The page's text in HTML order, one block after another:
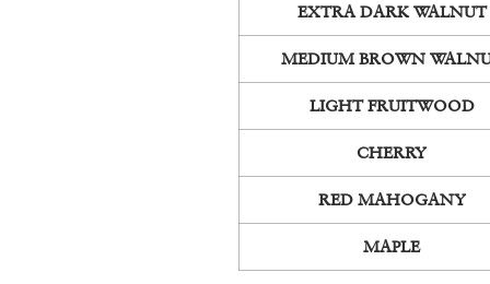
EXTRA DARK WALNUT
MEDIUM BROWN
LIGHT FRUITWOOD
CHERRY
RED MAHOGANY
MAPLE